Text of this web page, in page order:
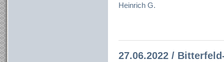
Heinrich G.
27.06.2022 /